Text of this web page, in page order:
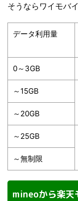
そうならワイモバ
データ利用量
0～3GB
～15GB
～20GB
～25GB
～無制限
mineoから楽天